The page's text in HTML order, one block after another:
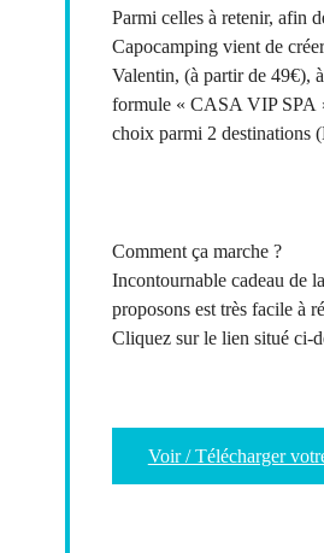
Parmi celles à retenir, afin
Capocamping vient de
Valentin, (à partir de 49€),
formule « CASA VIP SPA
choix parmi 2 destinations
Comment ça marche ?
Incontournable cadeau de
proposons est très facile à
Cliquez sur le lien situé ci-
Voir / Télécharger